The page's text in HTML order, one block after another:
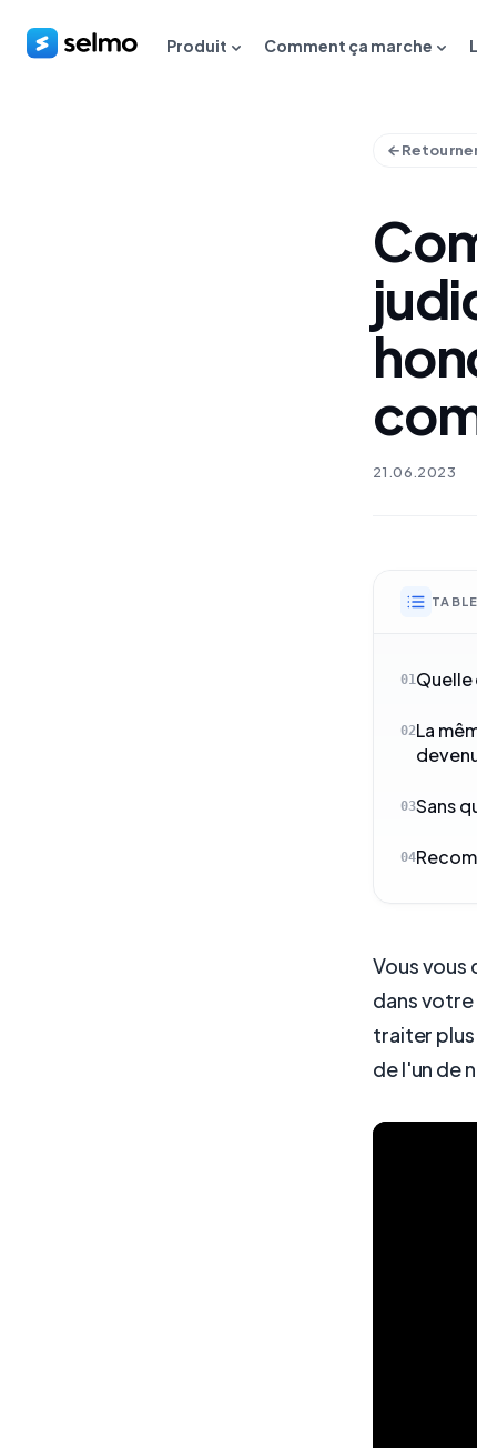
Produit Comment ça marche
21.06.2023
01Quelle
02La
03Sans
04
Vous vous
dans
traiter
de l'un de